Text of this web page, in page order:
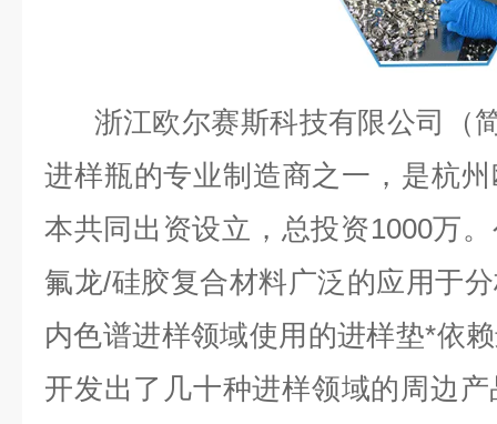
浙江欧尔赛斯科技有限公司（
进样瓶的专业制造商之一，是杭
本共同出资设立，总投资1000万
氟龙/硅胶复合材料广泛的应用于
内色谱进样领域使用的进样垫*依
开发出了几十种进样领域的周边